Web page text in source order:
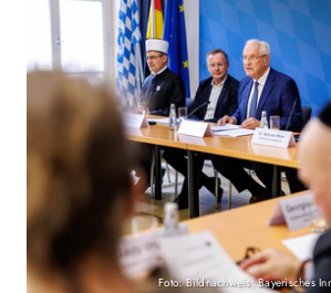
Foto: Bildnachweis: Bayerisches